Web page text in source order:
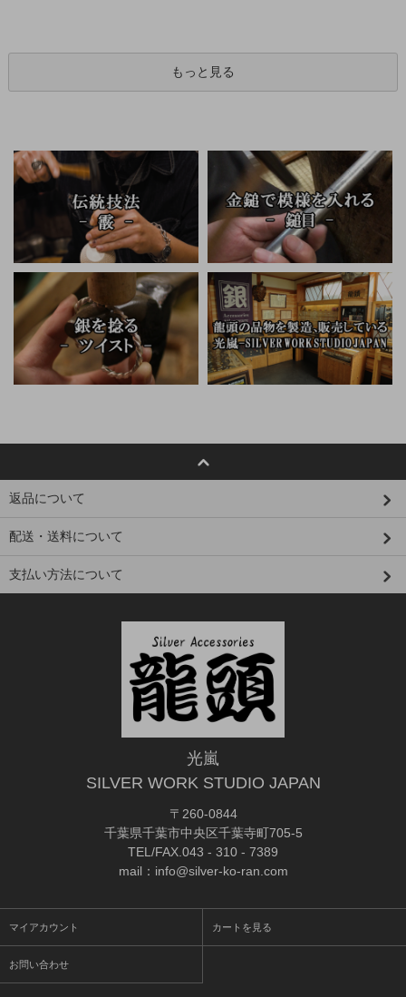
もっと見る
返品について
配送・送料について
支払い方法について
光嵐
SILVER WORK STUDIO JAPAN
〒260-0844
千葉県千葉市中央区千葉寺町705-5
TEL/FAX.043 - 310 - 7389
mail：info@silver-ko-ran.com
マイアカウント カートを見る
お問い合わせ